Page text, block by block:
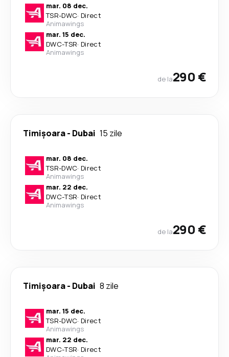
mar. 08 dec.
TSR-DWC· Direct
Animawings
mar. 15 dec.
DWC-TSR· Direct
Animawings
de la290 €
Timișoara- Dubai 15 zile
mar. 08 dec.
TSR-DWC· Direct
Animawings
mar. 22 dec.
DWC-TSR· Direct
Animawings
de la290 €
Timișoara- Dubai 8 zile
mar. 15 dec.
TSR-DWC· Direct
Animawings
mar. 22 dec.
DWC-TSR· Direct